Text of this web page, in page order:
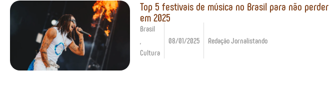
Top 5 festivais de música no Brasil para não perder
em 2025
Brasil
Cultura
08/01/2025 Redação Jornalistando